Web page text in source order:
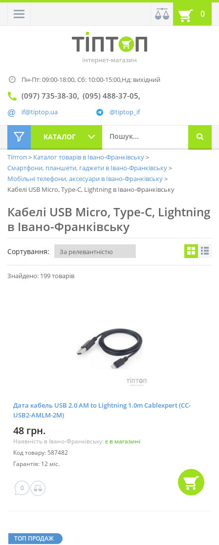
0
Пн-Пт: 09:00-18:00,Сб: 10:00-15:00,Нд: вихідний
(097) 735-38-30 (095) 488-37-05
@tiptop_if
if@tiptop.ua
КАТАЛОГ
Тіптоп
Каталог товарів в Івано-Франківську
Смартфони, планшети, гаджети в Івано-Франківську
Мобільні телефони, аксесуари в Івано-Франківську
Кабелі USB Micro, Type-C, Lightning в Івано-Франківську
Кабелі USB Micro, Type-C, Lightning
в Івано-Франківську
Сортування:
Знайдено: 199 товарів
Дата кабель USB 2.0 AM to Lightning 1.0m Cablexpert (CC-
USB2-AMLM-2M)
48 грн.
Наявність в Івано-Франківську: є в магазині
Код товару: 587482
Гарантія: 12 міс.
0
ТОП ПРОДАЖ